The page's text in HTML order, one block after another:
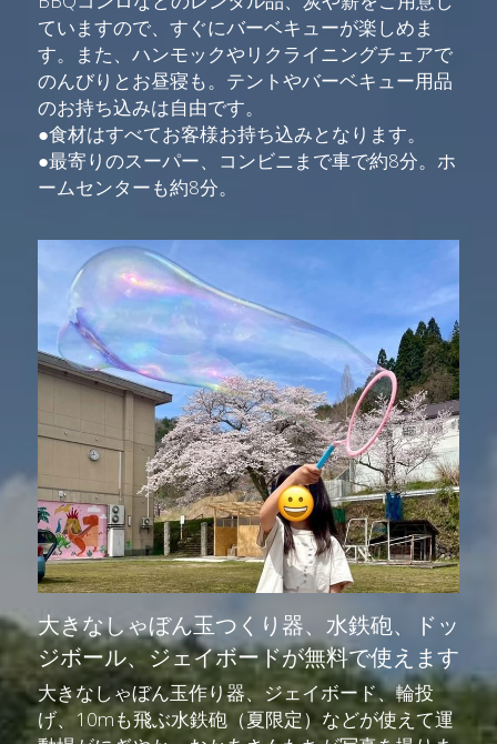
ていますので、すぐにバーベキューが楽しめま
す。また、ハンモックやリクライニングチェアで
のんびりとお昼寝も。テントやバーベキュー用品
のお持ち込みは自由です。
●食材はすべてお客様お持ち込みとなります。
●最寄りのスーパー、コンビニまで車で約8分。ホ
ームセンターも約8分。
大きなしゃぼん玉つくり器、水鉄砲、ドッ
ジボール、ジェイボードが無料で使えます
大きなしゃぼん玉作り器、ジェイボード、輪投
げ、10mも飛ぶ水鉄砲（夏限定）などが使えて運